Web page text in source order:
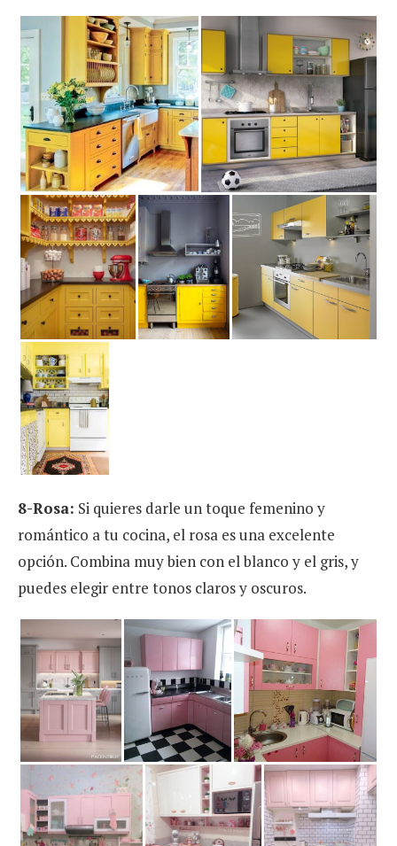
8-Rosa: Si quieres darle un toque femenino y
romántico a tu cocina, el rosa es una excelente
opción. Combina muy bien con el blanco y el gris, y
puedes elegir entre tonos claros y oscuros.